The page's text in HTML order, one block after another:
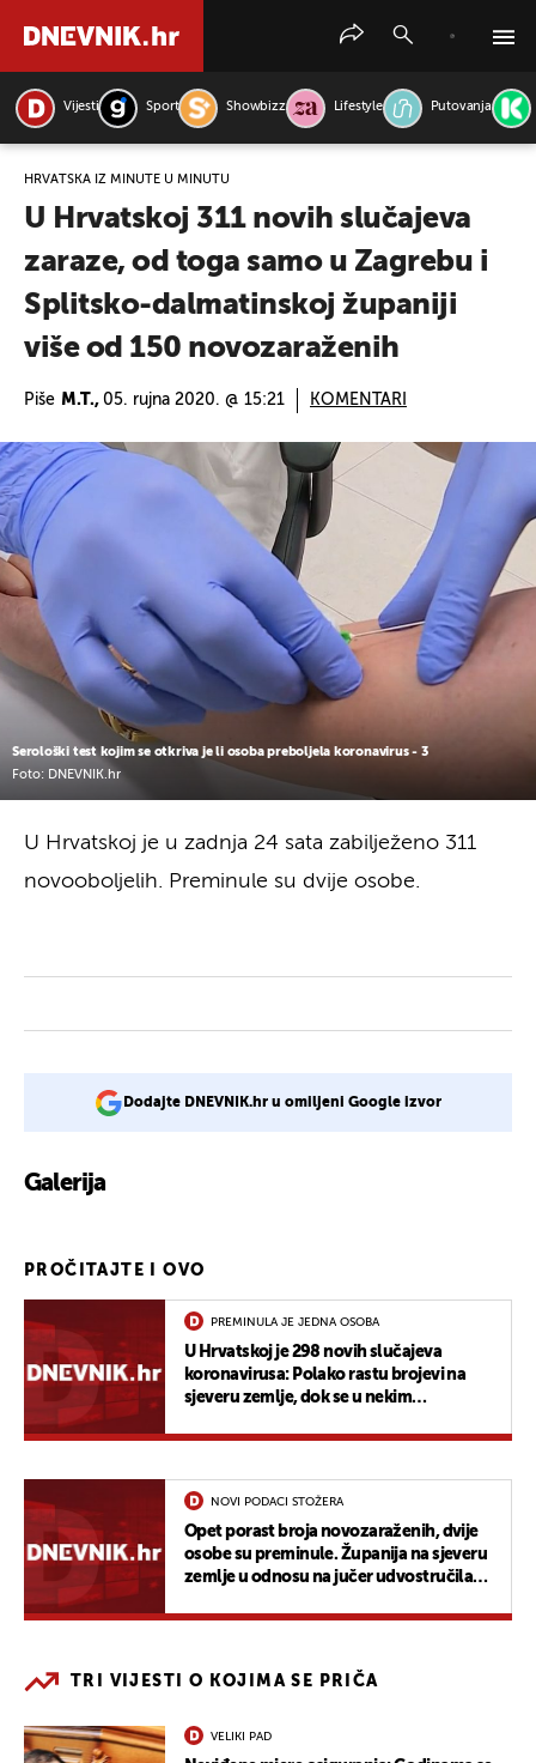
Vijesti Sport Showbizz Lifestyle Putovanja
HRVATSKA IZ MINUTE U MINUTU
U Hrvatskoj 311 novih slučajeva
zaraze, od toga samo u Zagrebu i
Splitsko-dalmatinskoj županiji
više od 150 novozaraženih
Piše M.T., 05. rujna 2020. @ 15:21 KOMENTARI
Serološki test kojim se otkriva je li osoba preboljela koronavirus - 3
Foto: DNEVNIK.hr
U Hrvatskoj je u zadnja 24 sata zabilježeno 311
novooboljelih. Preminule su dvije osobe.
Dodajte DNEVNIK.hr u omiljeni Google izvor
Galerija
PROČITAJTE I OVO
PREMINULA JE JEDNA OSOBA
U Hrvatskoj je 298 novih slučajeva
koronavirusa: Polako rastu brojevi na
sjeveru zemlje, dok se u nekim
NOVI PODACI STOŽERA
Opet porast broja novozaraženih, dvije
osobe su preminule. Županija na sjeveru
zemlje u odnosu na jučer udvostručila
TRI VIJESTI O KOJIMA SE PRIČA
VELIKI PAD
PRETRAŽITE VIJESTI